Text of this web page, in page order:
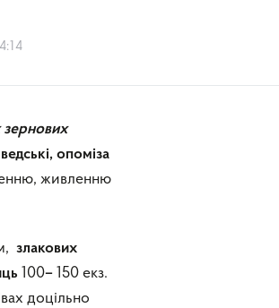
опоміза
живленню
злакових
100– 150 екз.
доцільно